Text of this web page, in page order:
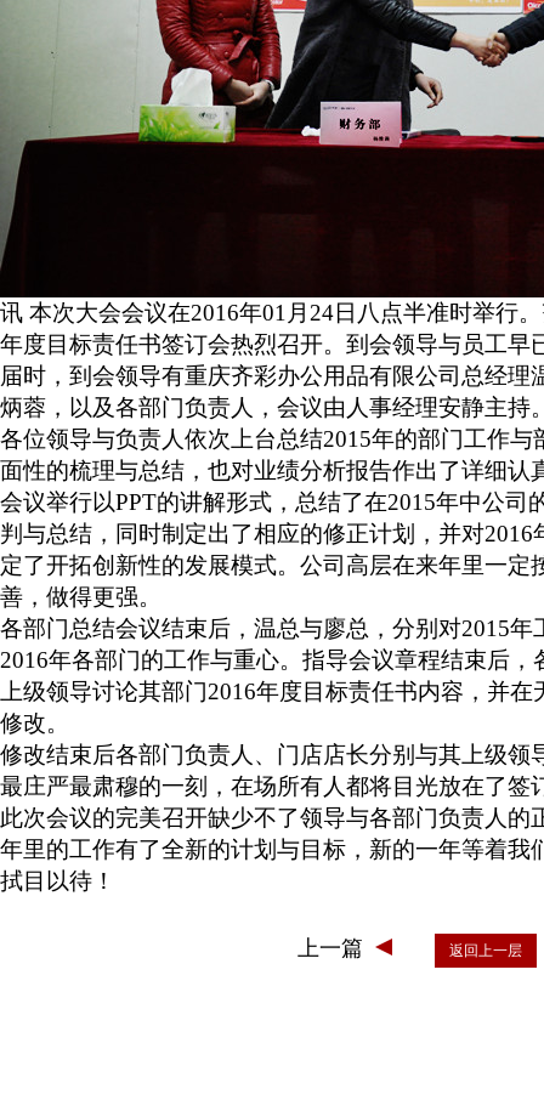
讯 本次大会会议在2016年01月24日 八点半准时举行。
年度目标责任书签订会热烈召开。到会领导与员工早
届时，到会领导有重庆齐彩办公用品有限公司总经理
炳蓉 ，以及各部门负责人 ，会议由人事经理安静主
各位领导与负责人依次上台总结2015年的部门工作与
面性的梳理与总结， 也对业绩分析报告作出了详细认
会议举行以PPT的讲解形式，总结了在2015年中公
判与总结，同时制定出了相应的修正计划， 并对2016
定了开拓创新性的发展模式。 公司高层在来年里一定
善，做得更强。
各部门总结会议结束后，温总与廖总，分别对2015
2016年各部门的工作与重心。指导会议章程结束后，
上级领导讨论其部门2016年度目标责任书内容，并
修改。
修改结束后各部门负责人、门店店长分别与其上级领
最庄严最肃穆的一刻，在场所有人都将目光放在了签
此次会议的完美召开缺少不了领导与各部门负责人
年里的工作有了全新的计划与目标 ，新的一年等着
拭目以待！
上一篇 返回上一层